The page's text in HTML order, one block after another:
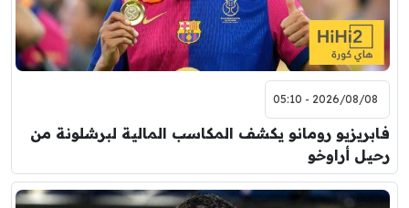
2026/08/08 - 05:10
فابريزيو رومانو يكشف المكاسب المالية لبرشلونة من
رحيل أراوخو